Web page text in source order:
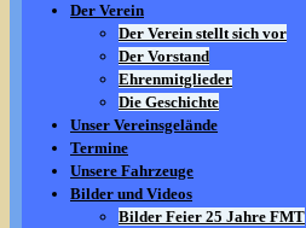
Der Verein
Der Verein stellt sich vor
Der Vorstand
Ehrenmitglieder
Die Geschichte
Unser Vereinsgelände
Termine
Unsere Fahrzeuge
Bilder und Videos
Bilder Feier 25 Jahre FMT